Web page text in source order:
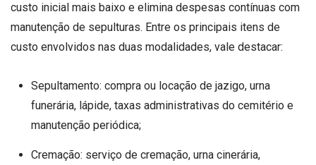
custo inicial mais baixo e elimina despesas contínuas com
manutenção de sepulturas. Entre os principais itens de
custo envolvidos nas duas modalidades, vale destacar:
Sepultamento: compra ou locação de jazigo, urna
funerária, lápide, taxas administrativas do cemitério e
manutenção periódica;
Cremação: serviço de cremação, urna cinerária,